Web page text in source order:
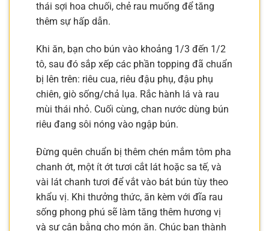
thái sợi hoa chuối, chẻ rau muống để tăng
thêm sự hấp dẫn.
Khi ăn, bạn cho bún vào khoảng 1/3 đến 1/2
tô, sau đó sắp xếp các phần topping đã chuẩn
bị lên trên: riêu cua, riêu đậu phụ, đậu phụ
chiên, giò sống/chả lụa. Rắc hành lá và rau
mùi thái nhỏ. Cuối cùng, chan nước dùng bún
riêu đang sôi nóng vào ngập bún.
Đừng quên chuẩn bị thêm chén mắm tôm pha
chanh ớt, một ít ớt tươi cắt lát hoặc sa tế, và
vài lát chanh tươi để vắt vào bát bún tùy theo
khẩu vị. Khi thưởng thức, ăn kèm với đĩa rau
sống phong phú sẽ làm tăng thêm hương vị
và sự cân bằng cho món ăn. Chúc bạn thành